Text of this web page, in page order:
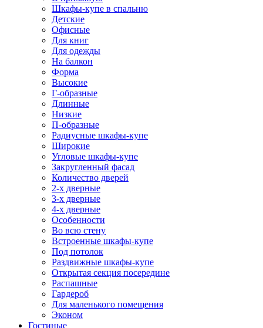
Шкафы-купе в спальню
Детские
Офисные
Для книг
Для одежды
На балкон
Форма
Высокие
Г-образные
Длинные
Низкие
П-образные
Радиусные шкафы-купе
Широкие
Угловые шкафы-купе
Закругленный фасад
Количество дверей
2-х дверные
3-х дверные
4-х дверные
Особенности
Во всю стену
Встроенные шкафы-купе
Под потолок
Раздвижные шкафы-купе
Открытая секция посередине
Распашные
Гардероб
Для маленького помещения
Эконом
Гостиные